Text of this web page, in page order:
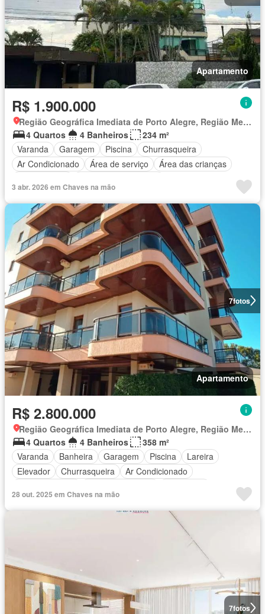
Apartamento
R$ 1.900.000
Região Geográfica Imediata de Porto Alegre, Região Metropolitana de Porto Alegre
4 Quartos
4 Banheiros
234 m²
Varanda
Garagem Piscina
Churrasqueira
Ar Condicionado
Área de serviço
Área das crianças
3 abr. 2026 em Chaves na mão
7fotos
Apartamento
R$ 2.800.000
Região Geográfica Imediata de Porto Alegre, Região Metropolitana de Porto Alegre
4 Quartos
4 Banheiros
358 m²
Varanda
Banheira Garagem Piscina
Lareira
Elevador
Churrasqueira
Ar Condicionado
Totalmente mobiliado
28 out. 2025 em Chaves na mão
7fotos